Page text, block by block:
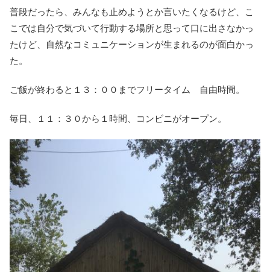
普段だったら、みんなも止めようとか言いたくなるけど、こ
こでは自分で気づいて行動する場所と思って口に出さなかっ
たけど、自然なコミュニケーションが生まれるのが面白かっ
た。
ご飯が終わると１３：００までフリータイム 自由時間。
毎日、１１：３０から１時間、コンビニがオープン。